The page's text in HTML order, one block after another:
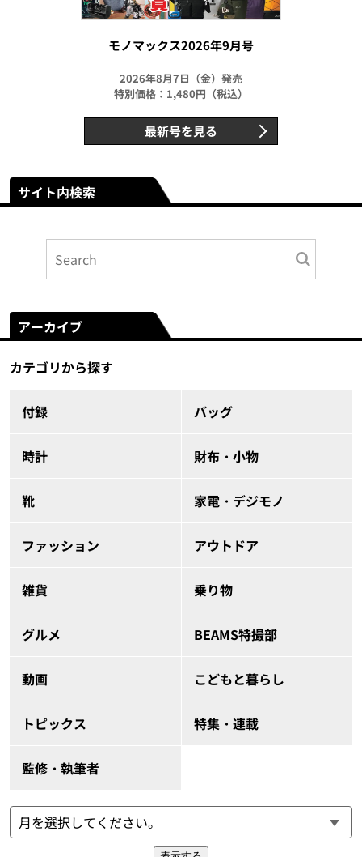
モノマックス2026年9月号
2026年8月7日（金）発売
特別価格：1,480円（税込）
最新号を見る
サイト内検索
アーカイブ
カテゴリから探す
付録 バッグ
時計 財布・小物
靴 家電・デジモノ
ファッション アウトドア
雑貨 乗り物
グルメ BEAMS特撮部
動画 こどもと暮らし
トピックス 特集・連載
監修・執筆者